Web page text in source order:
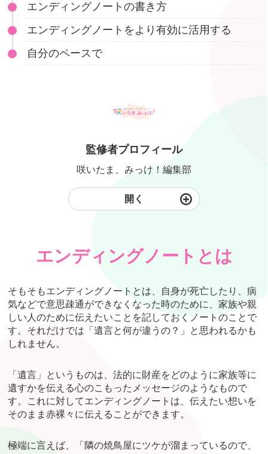
エンディングノートの書き方
エンディングノートをより有効に活用する
自分のペースで
監修者プロフィール
咲いたま、みっけ！編集部
開く
エンディングノートとは
そもそもエンディングノートとは、自身が死亡したり、病
気などで意思疎通ができなくなった時のために、家族や親
しい人のために伝えたいことを記しておくノートのことで
す。それだけでは「遺言と何が違うの？」と思われるかも
しれません。
「遺言」というものは、法的に財産をどのように家族等に
遺すかを伝える心のこもったメッセージのようなもので
す。これに対してエンディングノートは、伝えたい想いを
そのまま赤裸々に伝えることができます。
極端に言えば、「隣の焼鳥屋にツケが溜まっているので、